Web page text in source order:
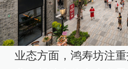
业态方面，鸿寿坊注